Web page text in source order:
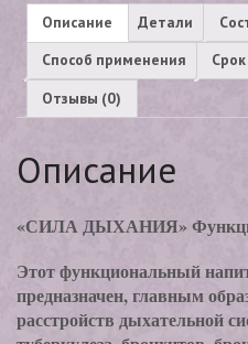
Описание Детали
Способ применения
Отзывы (0)
Описание
«СИЛА ДЫХАНИЯ»
Этот функциональный
предназначен, главным
расстройств дыхательной